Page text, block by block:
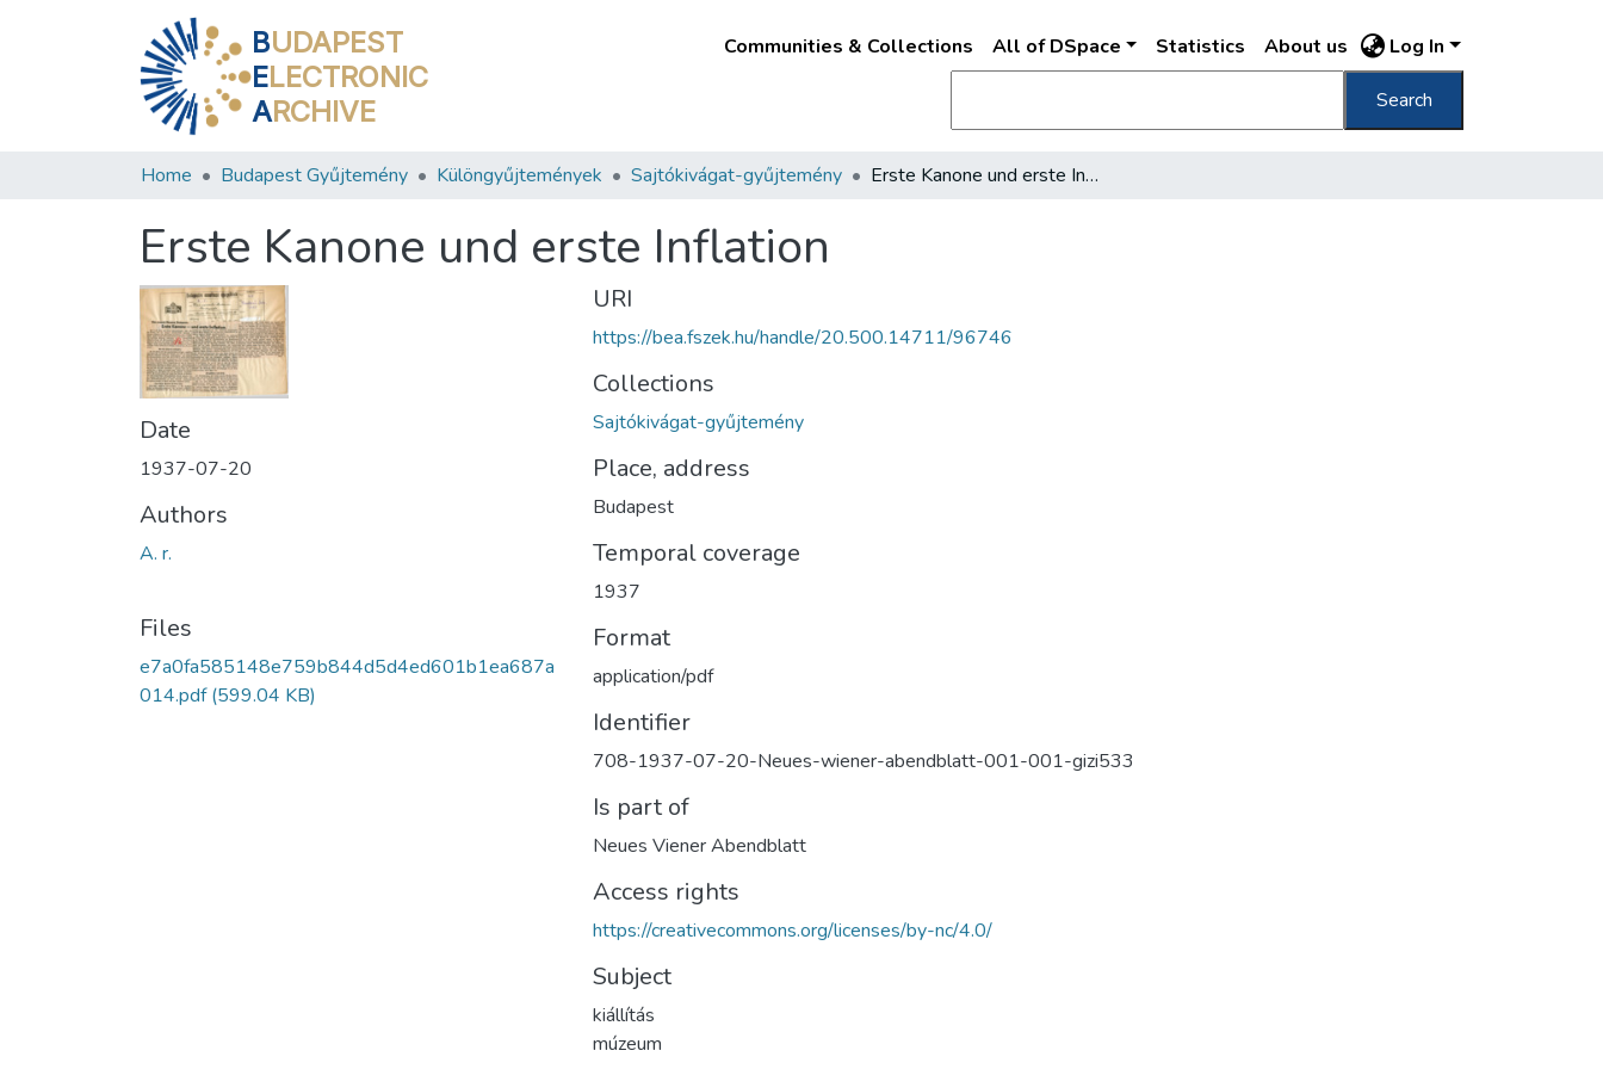
BUDAPEST
ELECTRONIC
ARCHIVE
Communities & Collections All of DSpace Statistics About us Log In
Search
Home Budapest Gyűjtemény Különgyűjtemények Sajtókivágat-gyűjtemény Erste Kanone und erste Inflation
Erste Kanone und erste Inflation
Date
1937-07-20
Authors
A. r.
Files
e7a0fa585148e759b844d5d4ed601b1ea687a
014.pdf(599.04 KB)
URI
https://bea.fszek.hu/handle/20.500.14711/96746
Collections
Sajtókivágat-gyűjtemény
Place, address
Budapest
Temporal coverage
1937
Format
application/pdf
Identifier
708-1937-07-20-Neues-wiener-abendblatt-001-001-gizi533
Is part of
Neues Viener Abendblatt
Access rights
https://creativecommons.org/licenses/by-nc/4.0/
Subject
kiállítás
múzeum